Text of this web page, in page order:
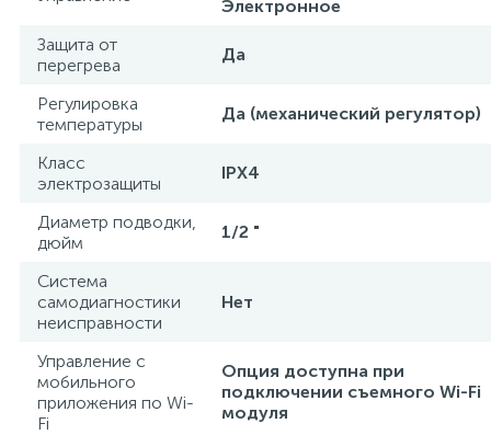
Электронное
Защита от
перегрева
Да
Регулировка
температуры
Да (механический регулятор)
Класс
электрозащиты
IPX4
Диаметр подводки,
дюйм
1/2 "
Система
самодиагностики
неисправности
Нет
Управление c
мобильного
приложения по Wi-
Fi
Опция доступна при
подключении съемного Wi-Fi
модуля